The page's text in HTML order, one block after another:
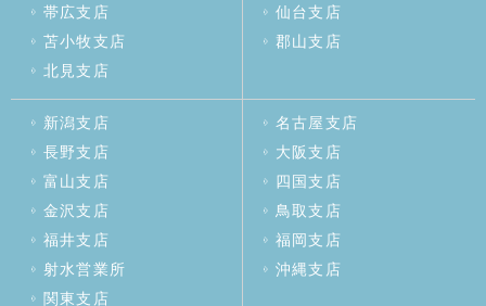
帯広支店
苫小牧支店
北見支店
仙台支店
郡山支店
新潟支店
長野支店
富山支店
金沢支店
福井支店
射水営業所
関東支店
名古屋支店
大阪支店
四国支店
鳥取支店
福岡支店
沖縄支店